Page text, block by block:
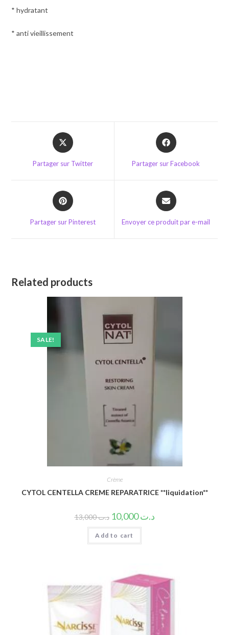
* hydratant
* anti vieillissement
Opens
in
new
Partager sur Twitter
Opens
in
Partager sur Facebook
Opens
in
Partager sur Pinterest
Opens
in
new
Envoyer ce produit par e-mail
Related products
SALE!
Crème
CYTOL CENTELLA CREME REPARATRICE **liquidation**
د.ت13,000 د.ت10,000
Add to cart